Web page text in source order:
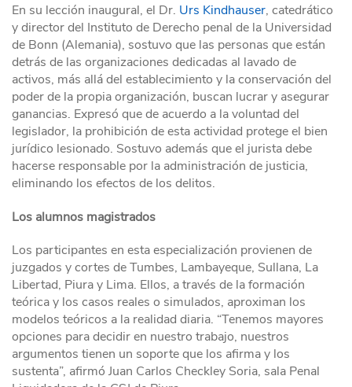
En su lección inaugural, el Dr. Urs Kindhauser, catedrático
y director del Instituto de Derecho penal de la Universidad
de Bonn (Alemania), sostuvo que las personas que están
detrás de las organizaciones dedicadas al lavado de
activos, más allá del establecimiento y la conservación del
poder de la propia organización, buscan lucrar y asegurar
ganancias. Expresó que de acuerdo a la voluntad del
legislador, la prohibición de esta actividad protege el bien
jurídico lesionado. Sostuvo además que el jurista debe
hacerse responsable por la administración de justicia,
eliminando los efectos de los delitos.
Los alumnos magistrados
Los participantes en esta especialización provienen de
juzgados y cortes de Tumbes, Lambayeque, Sullana, La
Libertad, Piura y Lima. Ellos, a través de la formación
teórica y los casos reales o simulados, aproximan los
modelos teóricos a la realidad diaria. “Tenemos mayores
opciones para decidir en nuestro trabajo, nuestros
argumentos tienen un soporte que los afirma y los
sustenta”, afirmó Juan Carlos Checkley Soria, sala Penal